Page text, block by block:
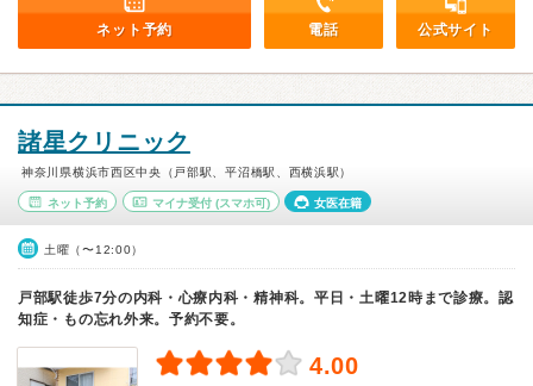
ネット予約 電話 公式サイト
諸星クリニック
神奈川県横浜市西区中央（戸部駅、平沼橋駅、西横浜駅）
ネット予約 マイナ受付(スマホ可) 女医在籍
土曜（〜12:00）
戸部駅徒歩7分の内科・心療内科・精神科。平日・土曜12時まで診療。認
知症・もの忘れ外来。予約不要。
4.00